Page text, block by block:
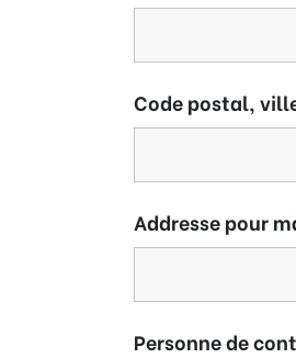
Code postal,
Addresse pour
Personne de